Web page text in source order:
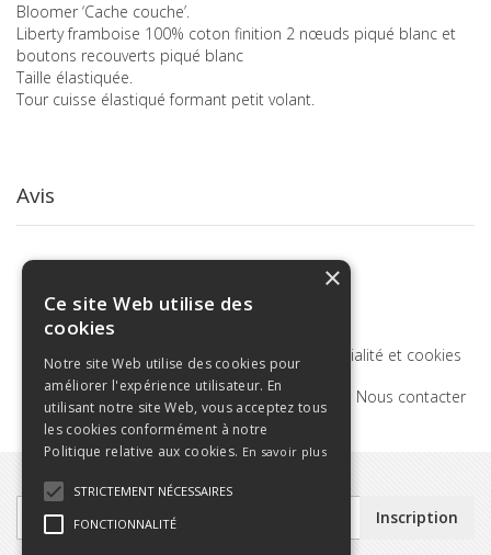
Bloomer ‘Cache couche’.
Liberty framboise 100% coton finition 2 nœuds piqué blanc et
boutons recouverts piqué blanc
Taille élastiquée.
Tour cuisse élastiqué formant petit volant.
Avis
Termes de recherche
Politique de confidentialité et cookies
Recherche Avancée
Commandes et retours Nous contacter
Inscription
Inscription
×
Ce site Web utilise des
cookies
Notre site Web utilise des cookies pour
améliorer l'expérience utilisateur. En
utilisant notre site Web, vous acceptez tous
les cookies conformément à notre
Politique relative aux cookies. En savoir plus
STRICTEMENT NÉCESSAIRES
FONCTIONNALITÉ